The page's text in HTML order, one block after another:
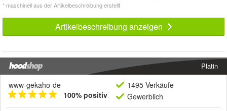
* maschinell aus der Artikelbeschreibung erstellt
Artikelbeschreibung anzeigen
Platin
www-gekaho-de
100% positiv
1495 Verkäufe
Gewerblich